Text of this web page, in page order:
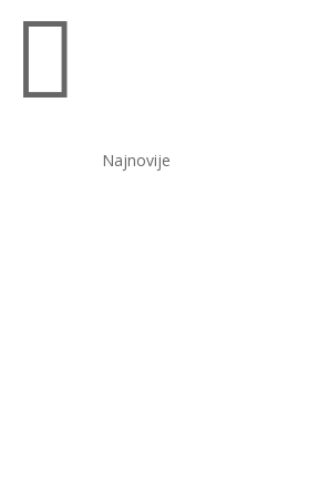

Najnovije